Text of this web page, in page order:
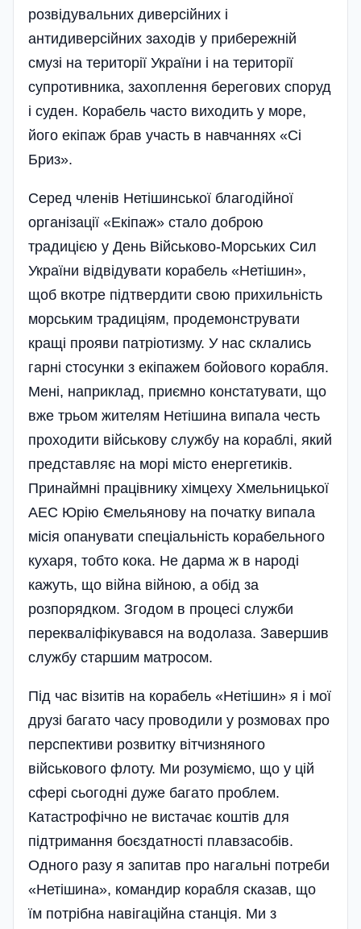
розвідувальних диверсійних і
антидиверсійних заходів у прибережній
смузі на території України і на території
супротивника, захоплення берегових споруд
і суден. Корабель часто виходить у море,
його екіпаж брав участь в навчаннях «Сі
Бриз».
Серед членів Нетішинської благодійної
організації «Екіпаж» стало доброю
традицією у День Військово-Мор­ських Сил
України відвіду­вати корабель «Нетішин»,
щоб вкотре підтвердити свою прихильність
морським традиціям, продемонструвати
кращі прояви патріотизму. У нас склались
гарні стосунки з екіпажем бойо­вого корабля.
Мені, наприклад, приємно констатувати, що
вже трьом жителям Нетішина випала честь
проходити військову службу на кораблі, який
представляє на морі місто енергетиків.
Принаймні працівнику хімцеху Хмельни­цької
АЕС Юрію Ємельянову на по­чатку випала
місія опанувати спеці­альність корабельного
кухаря, тобто кока. Не дарма ж в народі
кажуть, що війна війною, а обід за
розпорядком. Згодом в процесі служби
перекваліфікувався на водолаза. Завершив
службу старшим матросом.
Під час візитів на корабель «Нетішин» я і мої
друзі багато часу проводили у розмовах про
перспективи розвитку вітчизняного
військового флоту. Ми розуміємо, що у цій
сфері сьогодні дуже багато проблем.
Катастрофічно не вистачає коштів для
підтримання боєздатності плавзасобів.
Одного разу я запитав про нагальні потреби
«Нетішина», командир корабля сказав, що
їм потрібн­а навігаційна станція. Ми з